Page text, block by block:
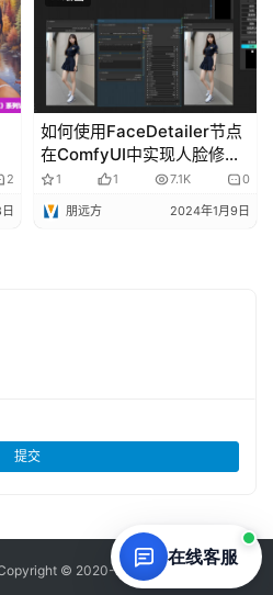
2
如何使用FaceDetailer节点
在ComfyUI中实现人脸修
复？| AI绘画教程
1 1 7.1K 0
朋远方 2024年1月9日
提交
© 2020-2026 草凡博客
在线客服